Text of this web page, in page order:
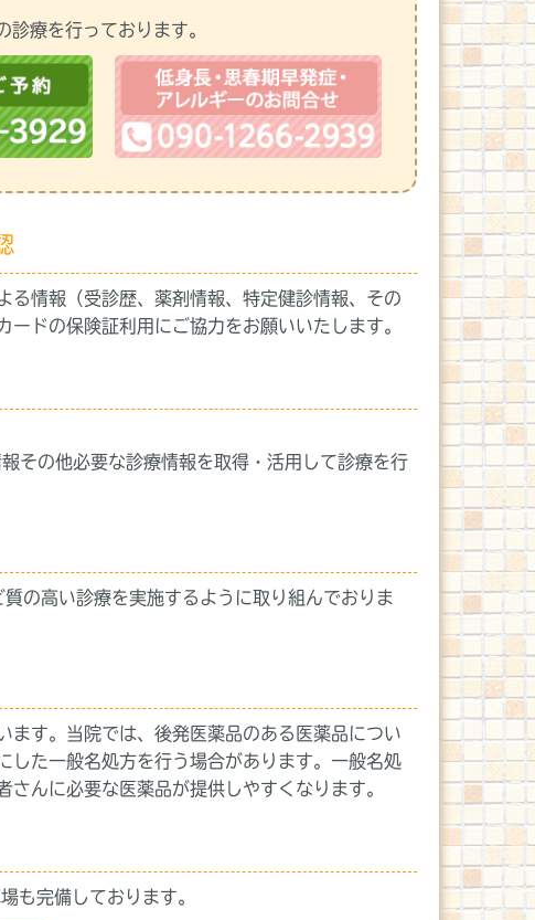
診療を行っております。
る情報（受診歴、薬剤情報、特定健診情報、その
ドの保険証利用にご協力をお願いいたします。
その他必要な診療情報を取得・活用して診療を行
の高い診療を実施するように取り組んでおりま
ます。当院では、後発医薬品のある医薬品につい
した一般名処方を行う場合があります。一般名処
んに必要な医薬品が提供しやすくなります。
も完備しております。